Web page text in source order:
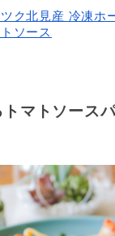
ク北見産 冷凍ホ
ソース
マトソース